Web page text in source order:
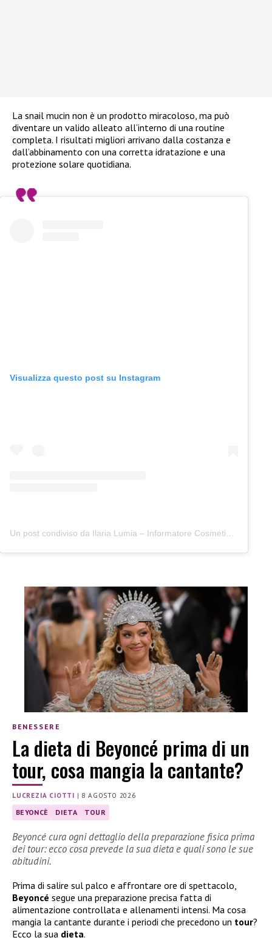
La snail mucin non è un prodotto miracoloso, ma può
diventare un valido alleato all’interno di una routine
completa. I risultati migliori arrivano dalla costanza e
dall’abbinamento con una corretta idratazione e una
protezione solare quotidiana.
Visualizza questo post su Instagram
Un post condiviso da Ilaria Lumia – Informatore Cosmetico Qualificato (@_theskinery)
BENESSERE
La dieta di Beyoncé prima di un
tour, cosa mangia la cantante?
LUCREZIA CIOTTI | 8 AGOSTO 2026
BEYONCÈ DIETA TOUR
Beyoncé cura ogni dettaglio della preparazione fisica prima
dei tour: ecco cosa prevede la sua dieta e quali sono le sue
abitudini.
Prima di salire sul palco e affrontare ore di spettacolo,
Beyoncé segue una preparazione precisa fatta di
alimentazione controllata e allenamenti intensi. Ma cosa
mangia la cantante durante i periodi che precedono un tour?
Ecco la sua dieta.